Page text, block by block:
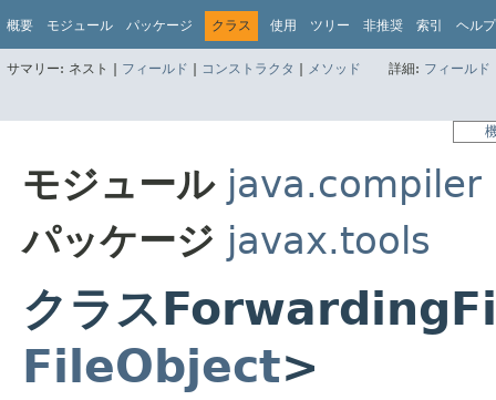
概要 モジュール パッケージ クラス 使用 ツリー 非推奨 索引 ヘルプ
サマリー: ネスト | フィールド | コンストラクタ | メソッド 詳細: フィールド
モジュール java.compiler
パッケージ javax.tools
クラス
FileObject>